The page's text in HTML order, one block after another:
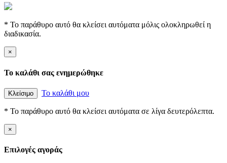
* Το παράθυρο αυτό θα κλείσει αυτόματα μόλις ολοκληρωθεί η
διαδικασία.
×
Το καλάθι σας ενημερώθηκε
Κλείσιμο Το καλάθι μου
* Το παράθυρο αυτό θα κλείσει αυτόματα σε λίγα δευτερόλεπτα.
×
Επιλογές αγοράς